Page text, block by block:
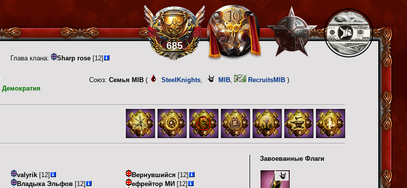
685
Глава клана: Sharp rose [12]
Союз: Семья MIB ( SteelKnights, MIB, RecruitsMIB )
Демократия
valyrik [12]
Владыка Эльфов [12]
Вернувшийся [12]
ефрейтор МИ [12]
Завоеванные Флаги